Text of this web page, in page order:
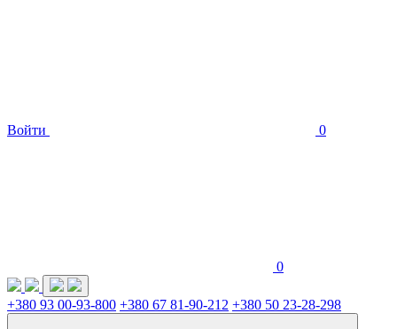
Войти 0
0
+380 93 00-93-800 +380 67 81-90-212 +380 50 23-28-298